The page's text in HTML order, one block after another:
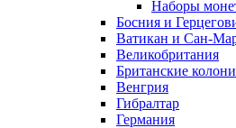
Наборы
Босния и
Ватикан и Сан-
Великобритания
Британские
Венгрия
Гибралтар
Германия